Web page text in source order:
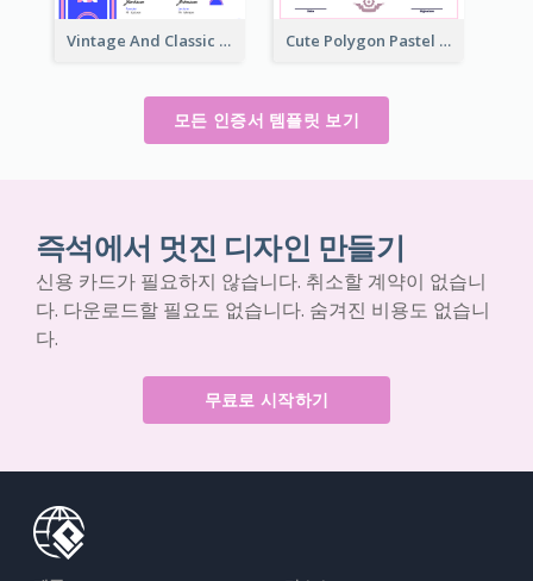
Vintage And Classic Vibrant Certificate Design Ideas Cute Polygon Pastel Color Certificate Design
모든 인증서 템플릿 보기
즉석에서 멋진 디자인 만들기
신용 카드가 필요하지 않습니다. 취소할 계약이 없습니
다. 다운로드할 필요도 없습니다. 숨겨진 비용도 없습니
다.
무료로 시작하기